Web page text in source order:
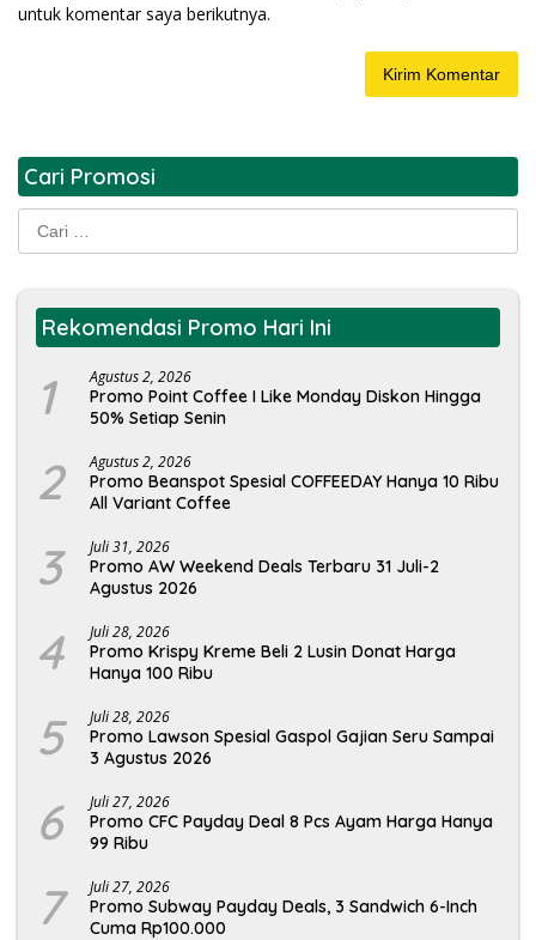
untuk komentar saya berikutnya.
Cari Promosi
Cari
untuk:
Rekomendasi Promo Hari Ini
1 Agustus 2, 2026
Promo Point Coffee I Like Monday Diskon Hingga
50% Setiap Senin
2 Agustus 2, 2026
Promo Beanspot Spesial COFFEEDAY Hanya 10 Ribu
All Variant Coffee
3 Juli 31, 2026
Promo AW Weekend Deals Terbaru 31 Juli-2
Agustus 2026
4 Juli 28, 2026
Promo Krispy Kreme Beli 2 Lusin Donat Harga
Hanya 100 Ribu
5 Juli 28, 2026
Promo Lawson Spesial Gaspol Gajian Seru Sampai
3 Agustus 2026
6 Juli 27, 2026
Promo CFC Payday Deal 8 Pcs Ayam Harga Hanya
99 Ribu
7 Juli 27, 2026
Promo Subway Payday Deals, 3 Sandwich 6-Inch
Cuma Rp100.000